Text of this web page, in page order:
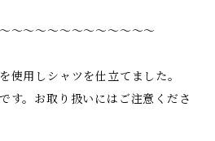
〜〜〜〜〜〜〜〜〜〜〜〜
使用しシャツを仕立てました。
す。お取り扱いにはご注意くださ